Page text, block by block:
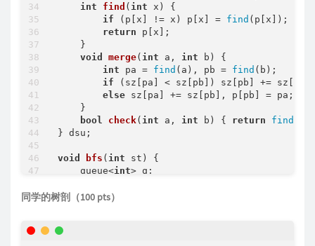
int
find ( int x)
{
if (p[x] != x) p[x] = find (p[x]);
return p[x];
    }
void
merge( int a, int b)
{
int pa = find (a), pb = find (b);
if (sz[pa] < sz[pb]) sz[pb] +=
else sz[pa] += sz[pb], p[pb] = pa;
    }
bool
check( int a, int b) { return find
} dsu;
void bfs ( int st)
{
    queue<
int> q;
    dep[st] =
同学的树剖（100 pts）